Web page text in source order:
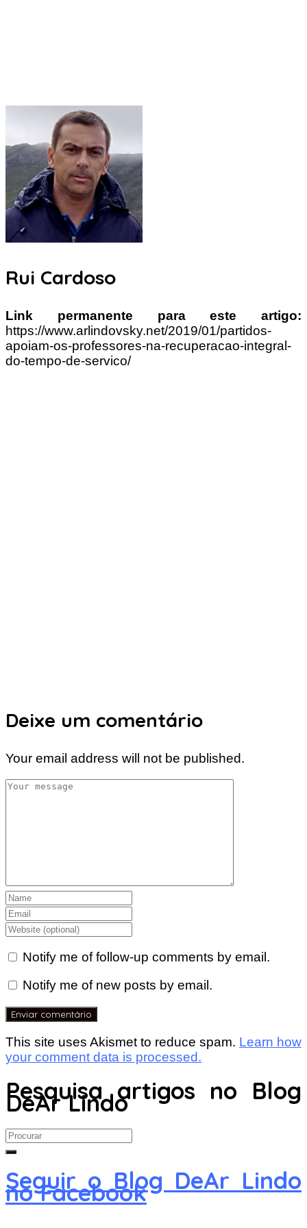
Rui Cardoso
Link permanente para este artigo:
https://www.arlindovsky.net/2019/01/partidos-
apoiam-os-professores-na-recuperacao-integral-
do-tempo-de-servico/
Deixe um comentário
Your email address will not be published.
Notify me of follow-up comments by email.
Notify me of new posts by email.
This site uses Akismet to reduce spam. Learn how
your comment data is processed.
Pesquisa artigos no Blog
DeAr Lindo
Search
for:
Seguir o Blog DeAr Lindo
no Facebook